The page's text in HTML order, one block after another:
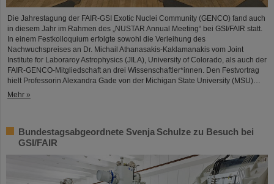
Die Jahrestagung der FAIR-GSI Exotic Nuclei Community (GENCO) fand auch
in diesem Jahr im Rahmen des „NUSTAR Annual Meeting“ bei GSI/FAIR statt.
In einem Festkolloquium erfolgte sowohl die Verleihung des
Nachwuchspreises an Dr. Michail Athanasakis-Kaklamanakis vom Joint
Institute for Laboraroy Astrophysics (JILA), University of Colorado, als auch der
FAIR-GENCO-Mitgliedschaft an drei Wissenschaftler*innen. Den Festvortrag
hielt Professorin Alexandra Gade von der Michigan State University (MSU)…
Mehr »
Bundestagsabgeordnete Svenja Schulze zu Besuch bei
GSI/FAIR